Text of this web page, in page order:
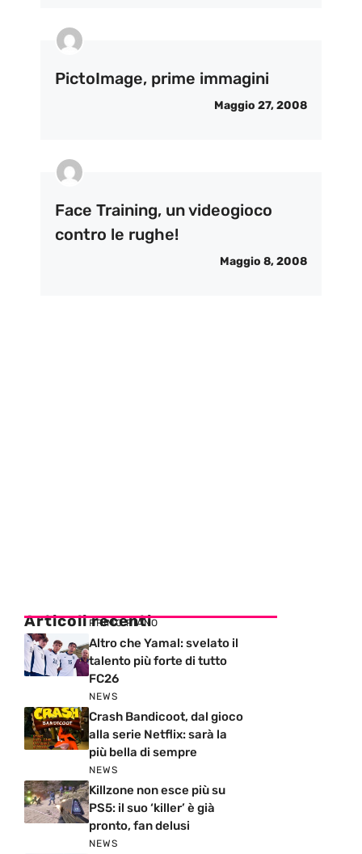
PictoImage, prime immagini
Maggio 27, 2008
Face Training, un videogioco
contro le rughe!
Maggio 8, 2008
Articoli recenti
PRIMO PIANO
Altro che Yamal: svelato il
talento più forte di tutto
FC26
NEWS
Crash Bandicoot, dal gioco
alla serie Netflix: sarà la
più bella di sempre
NEWS
Killzone non esce più su
PS5: il suo ‘killer’ è già
pronto, fan delusi
NEWS